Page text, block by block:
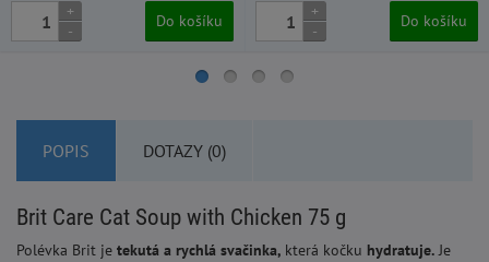
+
-
Do košíku
+
-
Do košíku
POPIS DOTAZY (0)
Brit Care Cat Soup with Chicken 75 g
Polévka Brit je tekutá a rychlá svačinka, která kočku hydratuje.Je